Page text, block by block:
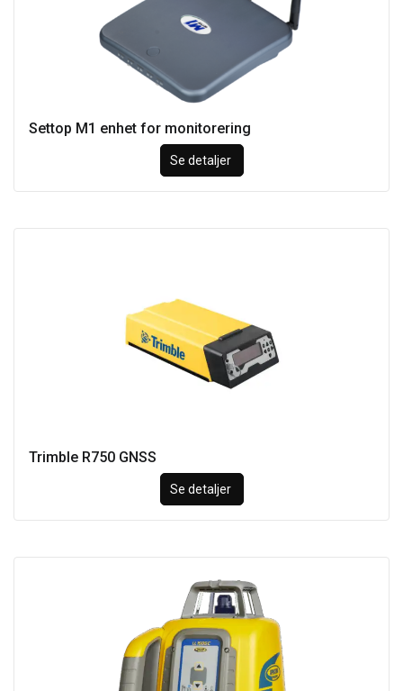
Settop M1 enhet for monitorering
Se detaljer
Trimble R750 GNSS
Se detaljer